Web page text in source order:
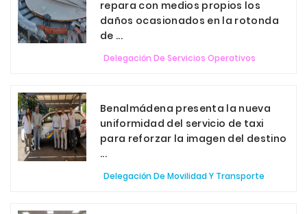
repara con medios propios los
daños ocasionados en la rotonda
de ...
Delegación De Servicios Operativos
Benalmádena presenta la nueva
uniformidad del servicio de taxi
para reforzar la imagen del destino
...
Delegación De Movilidad Y Transporte